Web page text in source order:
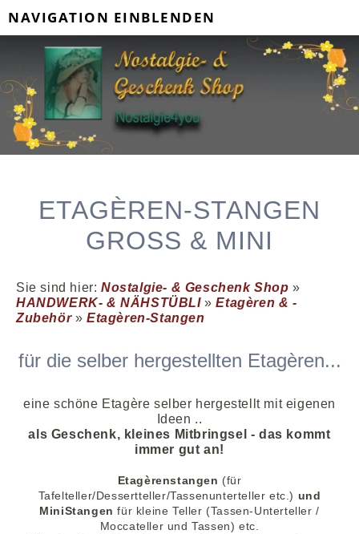
NAVIGATION EINBLENDEN
ETAGÈREN-STANGEN
GROSS & MINI
Sie sind hier: Nostalgie- & Geschenk Shop »
HANDWERK- & NÄHSTÜBLI»Etagèren & -
Zubehör»Etagèren-Stangen
für die selber hergestellten Etagèren...
eine schöne Etagère selber hergestellt mit eigenen
Ideen ..
als Geschenk, kleines Mitbringsel - das kommt
immer gut an!
Etagèrenstangen (für
Tafelteller/Dessertteller/Tassenunterteller etc.) und
MiniStangen für kleine Teller (Tassen-Unterteller /
Moccateller und Tassen) etc.